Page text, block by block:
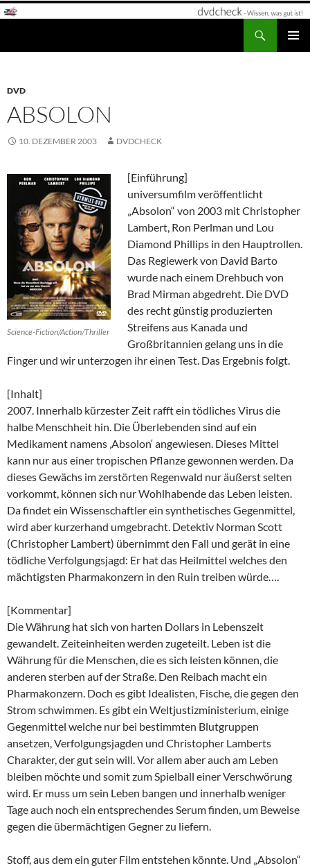
Zum
DVD
ABSOLON
10. DEZEMBER 2003 DVDCHECK
Science-Fiction/Action/Thriller
[Einführung]
universumfilm veröffentlicht
„Absolon“ von 2003 mit Christopher
Lambert, Ron Perlman und Lou
Diamond Phillips in den Hauptrollen.
Das Regiewerk von David Barto
wurde nach einem Drehbuch von
Brad Mirman abgedreht. Die DVD
des recht günstig produzierten
Streifens aus Kanada und
Großbritannien gelang uns in die
Finger und wir unterzogen ihr einen Test. Das Ergebnis folgt.
[Inhalt]
2007. Innerhalb kürzester Zeit rafft ein tödliches Virus die
halbe Menschheit hin. Die Überlebenden sind auf ein
Medikament namens ‚Absolon‘ angewiesen. Dieses Mittel
kann nur aus einer tropischen Pflanze gewonnen werden. Da
dieses Gewächs im zerstörten Regenwald nur äußerst selten
vorkommt, können sich nur Wohlhabende das Leben leisten.
Da findet ein Wissenschaftler ein synthetisches Gegenmittel,
wird aber kurzerhand umgebracht. Detektiv Norman Scott
(Christopher Lambert) übernimmt den Fall und gerät in eine
tödliche Verfolgungsjagd: Er hat das Heilmittel welches den
mächtigsten Pharmakonzern in den Ruin treiben würde….
[Kommentar]
Die Währung hat sich von harten Dollars in Lebenszeit
gewandelt. Zeiteinheiten werden zugeteilt. Leben ist die
Währung für die Menschen, die es sich leisten können, die
anderen sterben auf der Straße. Den Reibach macht ein
Pharmakonzern. Doch es gibt Idealisten, Fische, die gegen den
Strom schwimmen. Es gibt ein Weltjustizministerium, einige
Gegenmittel welche nur bei bestimmten Blutgruppen
ansetzen, Verfolgungsjagden und Christopher Lamberts
Charakter, der gut sein will. Vor allem aber auch am Leben
bleiben möchte und somit zum Spielball einer Verschwörung
wird. Er muss um sein Leben bangen und innerhalb weniger
Tage auch noch ein entsprechendes Serum finden, um Beweise
gegen die übermächtigen Gegner zu liefern.
Stoff, aus dem ein guter Film entstehen könnte. Und „Absolon“